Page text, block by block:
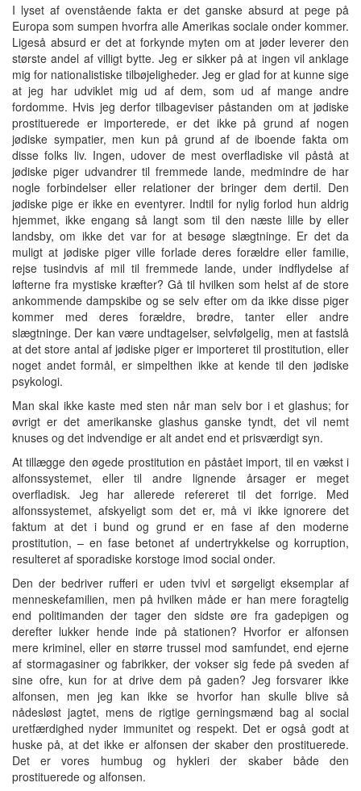
I lyset af ovenstående fakta er det ganske absurd at pege på
Europa som sumpen hvorfra alle Amerikas sociale onder kommer.
Ligeså absurd er det at forkynde myten om at jøder leverer den
største andel af villigt bytte. Jeg er sikker på at ingen vil anklage
mig for nationalistiske tilbøjeligheder. Jeg er glad for at kunne sige
at jeg har udviklet mig ud af dem, som ud af mange andre
fordomme. Hvis jeg derfor tilbageviser påstanden om at jødiske
prostituerede er importerede, er det ikke på grund af nogen
jødiske sympatier, men kun på grund af de iboende fakta om
disse folks liv. Ingen, udover de mest overfladiske vil påstå at
jødiske piger udvandrer til fremmede lande, medmindre de har
nogle forbindelser eller relationer der bringer dem dertil. Den
jødiske pige er ikke en eventyrer. Indtil for nylig forlod hun aldrig
hjemmet, ikke engang så langt som til den næste lille by eller
landsby, om ikke det var for at besøge slægtninge. Er det da
muligt at jødiske piger ville forlade deres forældre eller familie,
rejse tusindvis af mil til fremmede lande, under indflydelse af
løfterne fra mystiske kræfter? Gå til hvilken som helst af de store
ankommende dampskibe og se selv efter om da ikke disse piger
kommer med deres forældre, brødre, tanter eller andre
slægtninge. Der kan være undtagelser, selvfølgelig, men at fastslå
at det store antal af jødiske piger er importeret til prostitution, eller
noget andet formål, er simpelthen ikke at kende til den jødiske
psykologi.
Man skal ikke kaste med sten når man selv bor i et glashus; for
øvrigt er det amerikanske glashus ganske tyndt, det vil nemt
knuses og det indvendige er alt andet end et prisværdigt syn.
At tillægge den øgede prostitution en påstået import, til en vækst i
alfonssystemet, eller til andre lignende årsager er meget
overfladisk. Jeg har allerede refereret til det forrige. Med
alfonssystemet, afskyeligt som det er, må vi ikke ignorere det
faktum at det i bund og grund er en fase af den moderne
prostitution, – en fase betonet af undertrykkelse og korruption,
resulteret af sporadiske korstoge imod social onder.
Den der bedriver rufferi er uden tvivl et sørgeligt eksemplar af
menneskefamilien, men på hvilken måde er han mere foragtelig
end politimanden der tager den sidste øre fra gadepigen og
derefter lukker hende inde på stationen? Hvorfor er alfonsen
mere kriminel, eller en større trussel mod samfundet, end ejerne
af stormagasiner og fabrikker, der vokser sig fede på sveden af
sine ofre, kun for at drive dem på gaden? Jeg forsvarer ikke
alfonsen, men jeg kan ikke se hvorfor han skulle blive så
nådesløst jagtet, mens de rigtige gerningsmænd bag al social
uretfærdighed nyder immunitet og respekt. Det er også godt at
huske på, at det ikke er alfonsen der skaber den prostituerede.
Det er vores humbug og hykleri der skaber både den
prostituerede og alfonsen.